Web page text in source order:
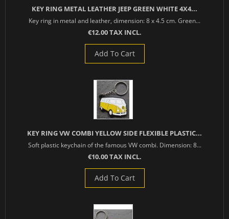
KEY RING METAL LEATHER JEEP GREEN WHITE 4X4...
Key ring in metal and leather, dimension: 8 x 4.5 cm. Green...
€12.00 TAX INCL.
Add To Cart
KEY RING VW COMBI YELLOW SIDE FLEXIBLE PLASTIC...
Soft plastic keychain of the famous VW combi. Dimension: 8...
€10.00 TAX INCL.
Add To Cart